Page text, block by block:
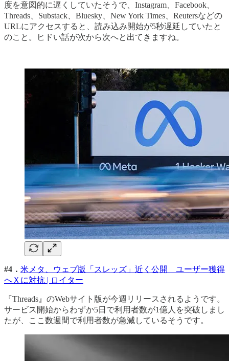
度を意図的に遅くしていたそうで、Instagram、Facebook、
Threads、Substack、Bluesky、New York Times、Reutersなどの
URLにアクセスすると、読み込み開始が5秒遅延していたと
のこと。ヒドい話が次から次へと出てきますね。
#4． 米メタ、ウェブ版「スレッズ」近く公開 ユーザー獲得
へＸに対抗 | ロイター
『Threads』のWebサイト版が今週リリースされるようです。
サービス開始からわずか5日で利用者数が1億人を突破しまし
たが、ここ数週間で利用者数が急減しているそうです。